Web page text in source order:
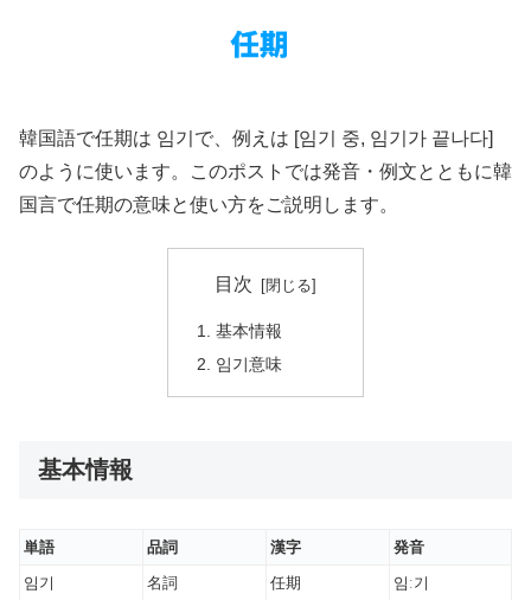
韓国語で任期は 임기で、例えは [임기 중, 임기가 끝나다]
のように使います。このポストでは発音・例文とともに韓
国言で任期の意味と使い方をご説明します。
目次
基本情報
임기意味
基本情報
単語 品詞 漢字
発音
임기
名詞 任期 임ː기